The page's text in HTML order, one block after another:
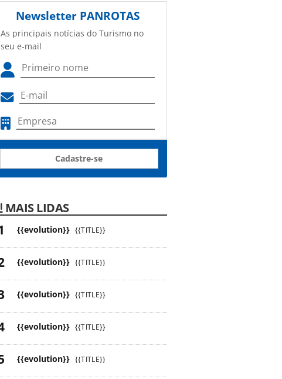
Newsletter PANROTAS
As principais notícias do Turismo no
seu e-mail
Cadastre-se
MAIS LIDAS
{{evolution}} {{TITLE}}
{{evolution}} {{TITLE}}
{{evolution}} {{TITLE}}
{{evolution}} {{TITLE}}
{{evolution}} {{TITLE}}